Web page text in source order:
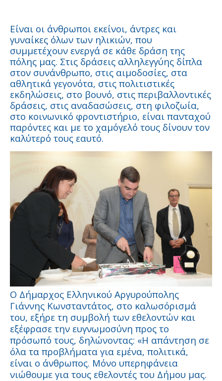
Είναι οι άνθρωποι εκείνοι, άντρες και
γυναίκες όλων των ηλικιών, που
συμμετέχουν ενεργά σε κάθε δράση της
πόλης μας. Στις δράσεις αλληλεγγύης δίπλα
στον συνάνθρωπο, στις αιμοδοσίες, στα
αθλητικά γεγονότα, στις πολιτιστικές
εκδηλώσεις, στο βουνό, στις περιβαλλοντικές
δράσεις, στις αναδασώσεις, στη φιλοζωία,
στο κοινωνικό φροντιστήριο, είναι πανταχού
παρόντες και με το χαμόγελό τους δίνουν τον
καλύτερό τους εαυτό.
Ο Δήμαρχος Ελληνικού Αργυρούπολης
Γιάννης Κωνσταντάτος, στο καλωσόρισμά
του, εξήρε τη συμβολή των εθελοντών και
εξέφρασε την ευγνωμοσύνη προς το
πρόσωπό τους, δηλώνοντας: «Η απάντηση σε
όλα τα προβλήματα για εμένα, πολιτικά,
είναι ο άνθρωπος. Μόνο υπερηφάνεια
νιώθουμε για τους εθελοντές του Δήμου μας.